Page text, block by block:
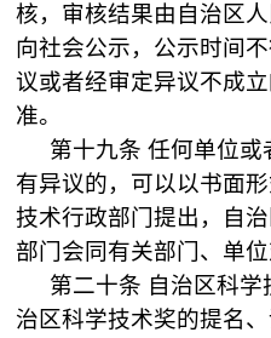
核，审核结果由自治区
向社会公示，公示时间
议或者经审定异议不成
准。
第十九条 任何单位或
有异议的，可以以书面
技术行政部门提出，自
部门会同有关部门、单
第二十条 自治区科学
治区科学技术奖的提名